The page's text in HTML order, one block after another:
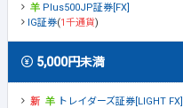
Plus500JP証券[FX]
IG証券(1千通貨)
5,000円未満
トレイダーズ証券[LIGHT FX]